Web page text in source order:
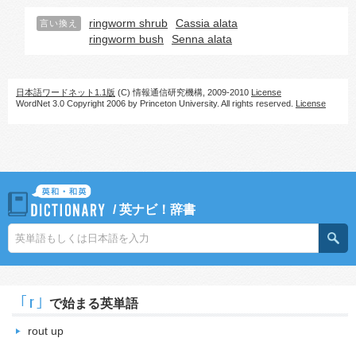
言い換え ringworm shrub
Cassia alata
ringworm bush
Senna alata
日本語ワードネット1.1版 (C) 情報通信研究機構, 2009-2010 License
WordNet 3.0 Copyright 2006 by Princeton University. All rights reserved. License
/英ナビ！辞書
｢r｣ で始まる英単語
rout up